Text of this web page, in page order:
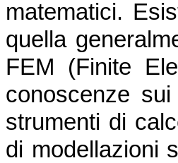
matematici.
quella
FEM (Finite
conoscenze
strumenti di
di modellazioni